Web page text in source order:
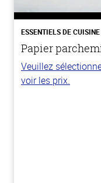
ESSENTIELS DE CUISINE
Papier
Veuillez
voir les prix.